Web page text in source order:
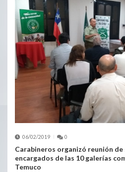
06/02/2019 0
Carabineros organizó reunión de
encargados de las 10 galerías
Temuco